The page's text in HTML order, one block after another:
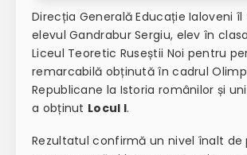
Direcția Generală Educație Ialoveni
elevul Gandrabur Sergiu, elev în
Liceul Teoretic Ruseștii Noi pentru
remarcabilă obținută în cadrul
Republicane la Istoria românilor și
a obținut Locul I.
Rezultatul confirmă un nivel înalt de